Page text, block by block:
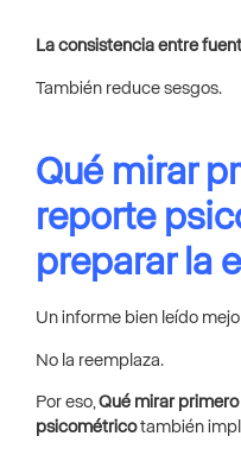
La consistencia entre
También reduce sesgos.
Qué mirar
reporte
preparar la
Un informe bien leído
No la reemplaza.
Por eso, Qué mirar
psicométricotambién